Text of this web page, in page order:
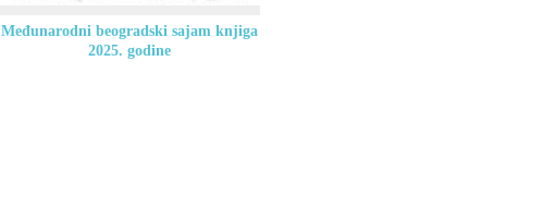
Međunarodni beogradski sajam knjiga
2025. godine